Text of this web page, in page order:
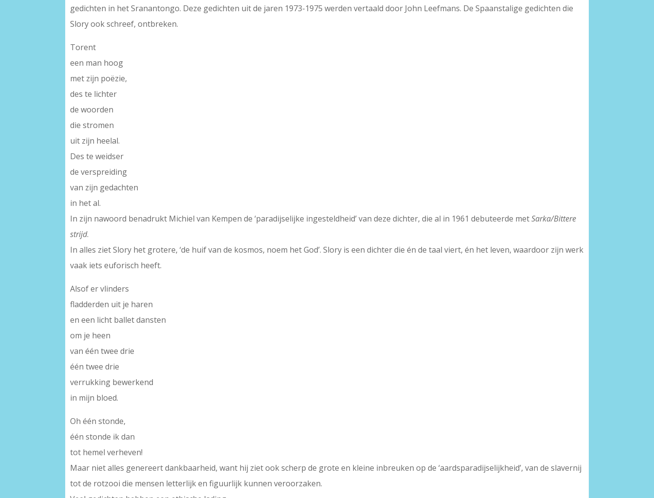
gedichten in het Sranantongo. Deze gedichten uit de jaren 1973-1975 werden vertaald door John Leefmans. De Spaanstalige gedichten die
Slory ook schreef, ontbreken.
Torent
een man hoog
met zijn poëzie,
des te lichter
de woorden
die stromen
uit zijn heelal.
Des te weidser
de verspreiding
van zijn gedachten
in het al.
In zijn nawoord benadrukt Michiel van Kempen de ‘paradijselijke ingesteldheid’ van deze dichter, die al in 1961 debuteerde metSarka/Bittere
strijd.
In alles ziet Slory het grotere, ‘de huif van de kosmos, noem het God’. Slory is een dichter die én de taal viert, én het leven, waardoor zijn werk
vaak iets euforisch heeft.
Alsof er vlinders
fladderden uit je haren
en een licht ballet dansten
om je heen
van één twee drie
één twee drie
verrukking bewerkend
in mijn bloed.
Oh één stonde,
één stonde ik dan
tot hemel verheven!
Maar niet alles genereert dankbaarheid, want hij ziet ook scherp de grote en kleine inbreuken op de ‘aardsparadijselijkheid’, van de slavernij
tot de rotzooi die mensen letterlijk en figuurlijk kunnen veroorzaken.